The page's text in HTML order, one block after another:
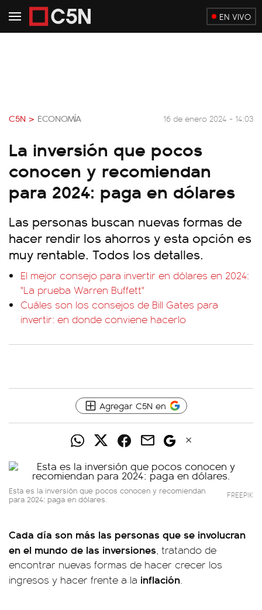
EN VIVO
C5N > ECONOMÍA 16 de enero 2024 - 14:03
La inversión que pocos
conocen y recomiendan
para 2024: paga en dólares
Las personas buscan nuevas formas de
hacer rendir los ahorros y esta opción es
muy rentable. Todos los detalles.
El mejor consejo para invertir en dólares en 2024:
"La prueba Warren Buffett"
Cuáles son los consejos de Bill Gates para
invertir: en donde conviene hacerlo
Agregar C5N en
Esta es la inversión que pocos conocen y recomiendan
para 2024: paga en dólares. FREEPIK
Cada día son más las personas que se involucran
en el mundo de las inversiones, tratando de
encontrar nuevas formas de hacer crecer los
ingresos y hacer frente a la inflación.